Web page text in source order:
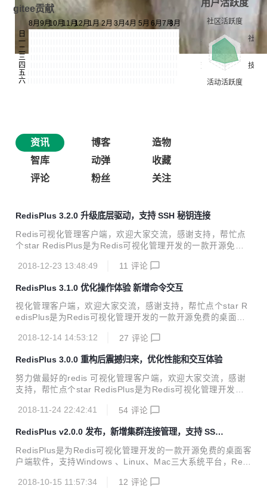
gitee贡献
用户活跃度
资讯 博客
造物
智库
动弹
收藏
评论
粉丝 关注
RedisPlus 3.2.0 升级底层驱动，支持 SSH 秘钥连接
Redis可视化管理客户端，欢迎大家交流，感谢支持，帮忙点
个star RedisPlus是为Redis可视化管理开发的一款开源免费
台，RedisPlus提供更加高效、方便、快捷的使用体验，有着
接，同时还支持SSH（单机、集群）通道连接。RedisPlus致
力于为大家提供一个高效的Redis可视化管理软件。 项目开源
地址：https://gitee.com/MaxBill/RedisPlus 软件下载地址：
2018-12-23 13:48:49 11 评论
RedisPlus 3.1.0 优化操作体验 新增命令交互
视化管理客户端，欢迎大家交流，感谢支持，帮忙点个star R
edisPlus是为Redis可视化管理开发的一款开源免费的桌面客
sPlus提供更加高效、方便、快捷的使用体验，有着更加现代
支持SSH（单机、集群）通道连接。RedisPlus致力于为大家
提供一个高效的Redis可视化管理软件。 项目开源地址：http
s://gitee.com/MaxBill/RedisPlus 软件下载地址：https://pan.
2018-12-14 14:53:12 27 评论
RedisPlus 3.0.0 重构后震撼归来，优化性能和交互体验
努力做最好的redis 可视化管理客户端，欢迎大家交流，感谢
支持，帮忙点个star RedisPlus是为Redis可视化管理开发的
ac三大系统平台，RedisPlus提供更加高效、方便、快捷的使
集群模式连接，同时还支持SSH（单机、集群）通道连接。R
edisPlus致力于为大家提供一个高效的Redis可视化管理软
件。 项目开源地址：https://gitee.com/MaxBill/RedisPlus 软
2018-11-24 22:42:41 54 评论
RedisPlus v2.0.0 发布，新增集群连接管理，支持 SSH
通道连接
RedisPlus是为Redis可视化管理开发的一款开源免费的桌面客
户端软件，支持Windows 、Linux、Mac三大系统平台，Redi
化的用户界面风格。该软件支持单机、集群模式连接，同时还
2018-10-15 11:57:34 12 评论